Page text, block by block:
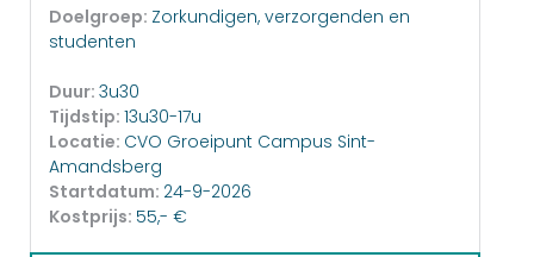
Doelgroep: Zorkundigen, verzorgenden en
studenten
Duur: 3u30
Tijdstip: 13u30-17u
Locatie: CVO Groeipunt Campus Sint-
Amandsberg
Startdatum: 24-9-2026
Kostprijs: 55,- €